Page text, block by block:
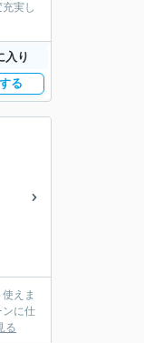
実し
入り
る
えま
ンに仕
る